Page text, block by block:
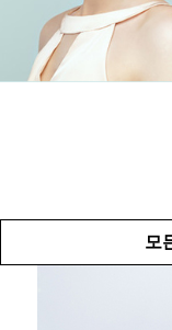
모